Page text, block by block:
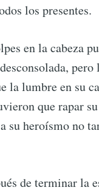
los presentes.
en la cabeza
la lumbre en su
que rapar
su heroísmo no
de terminar la
Get all the
straight